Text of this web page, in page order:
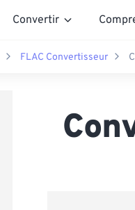
Convertir
FLAC Convertisseur